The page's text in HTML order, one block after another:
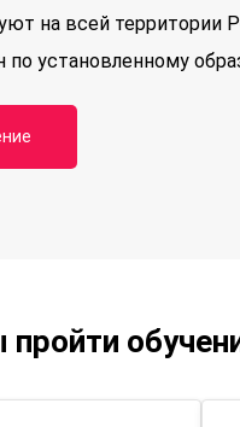
на всей территории
установленному